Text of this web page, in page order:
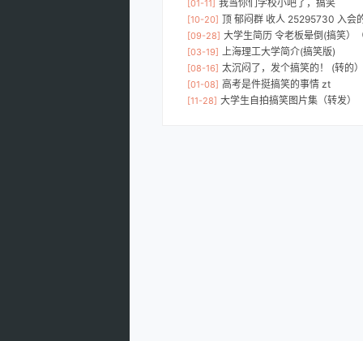
[01-11] 我当你们学校小吧了，搞笑
[10-20] 顶 郁闷群 收人 25295730 入会的
[09-28] 大学生简历 令老板晕倒(搞笑）
[03-19] 上海理工大学简介(搞笑版)
[08-16] 太沉闷了，发个搞笑的！ (转的）
[01-08] 高考是件挺搞笑的事情 zt
[11-28] 大学生自拍搞笑图片集（转发）